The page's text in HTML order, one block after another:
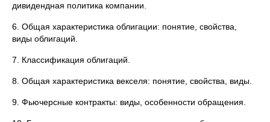
дивидендная политика компании.
6. Общая характеристика облигации: понятие, свойства,
виды облигаций.
7. Классификация облигаций.
8. Общая характеристика векселя: понятие, свойства, виды.
9. Фьючерсные контракты: виды, особенности обращения.